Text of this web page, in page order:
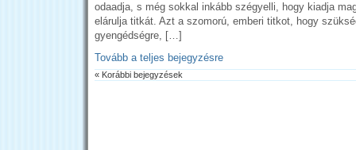
odaadja, s még sokkal inkább szégyelli, hogy kiadja
elárulja titkát. Azt a szomorú, emberi titkot, hogy
gyengédségre, […]
Tovább a teljes bejegyzésre
« Korábbi bejegyzések